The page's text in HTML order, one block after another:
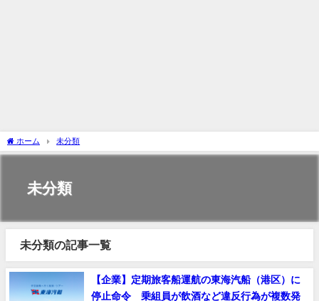
ホーム 未分類
未分類
未分類の記事一覧
【企業】定期旅客船運航の東海汽船（港区）に
停止命令 乗組員が飲酒など違反行為が複数発